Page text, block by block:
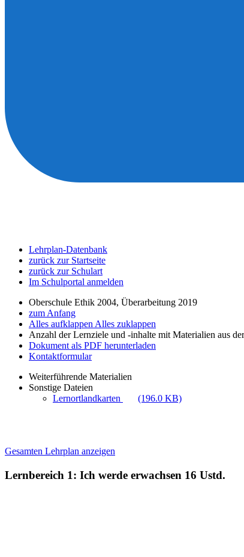
Lehrplan-Datenbank
zurück zur Startseite
zurück zur Schulart
Im Schulportal anmelden
Oberschule Ethik 2004, Überarbeitung 2019
zum Anfang
Alles aufklappen Alles zuklappen
Anzahl der Lernziele und -inhalte mit Materialien aus
Dokument als PDF herunterladen
Kontaktformular
Weiterführende Materialien
Sonstige Dateien
Lernortlandkarten
(196.0 KB)
Gesamten Lehrplan anzeigen
Lernbereich 1: Ich werde erwachsen 16 Ustd.